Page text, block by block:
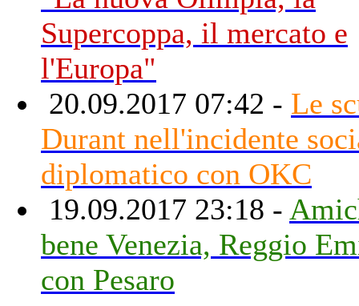
Supercoppa, il mercato e
l'Europa"
20.09.2017 07:42 - Le
Durant nell'incidente
diplomatico con OKC
19.09.2017 23:18 -
bene Venezia, Reggio
con Pesaro